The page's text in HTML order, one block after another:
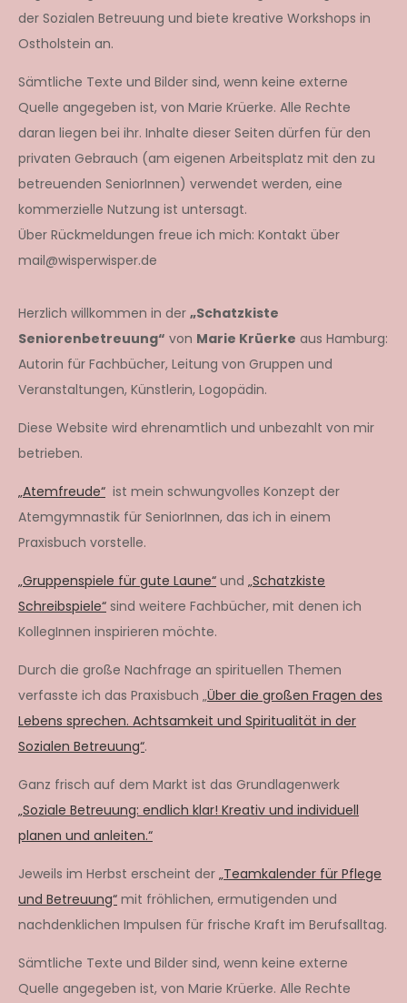
der Sozialen Betreuung und biete kreative Workshops in
Ostholstein an.
Sämtliche Texte und Bilder sind, wenn keine externe
Quelle angegeben ist, von Marie Krüerke. Alle Rechte
daran liegen bei ihr. Inhalte dieser Seiten dürfen für den
privaten Gebrauch (am eigenen Arbeitsplatz mit den zu
betreuenden SeniorInnen) verwendet werden, eine
kommerzielle Nutzung ist untersagt.
Über Rückmeldungen freue ich mich: Kontakt über
mail@wisperwisper.de
Herzlich willkommen in der „Schatzkiste
Seniorenbetreuung“ von Marie Krüerke aus Hamburg:
Autorin für Fachbücher, Leitung von Gruppen und
Veranstaltungen, Künstlerin, Logopädin.
Diese Website wird ehrenamtlich und unbezahlt von mir
betrieben.
„Atemfreude“ ist mein schwungvolles Konzept der
Atemgymnastik für SeniorInnen, das ich in einem
Praxisbuch vorstelle.
„Gruppenspiele für gute Laune“ und „Schatzkiste
Schreibspiele“ sind weitere Fachbücher, mit denen ich
KollegInnen inspirieren möchte.
Durch die große Nachfrage an spirituellen Themen
verfasste ich das Praxisbuch „Über die großen Fragen des
Lebens sprechen. Achtsamkeit und Spiritualität in der
Sozialen Betreuung“.
Ganz frisch auf dem Markt ist das Grundlagenwerk
„Soziale Betreuung: endlich klar! Kreativ und individuell
planen und anleiten.“
Jeweils im Herbst erscheint der „Teamkalender für Pflege
und Betreuung“ mit fröhlichen, ermutigenden und
nachdenklichen Impulsen für frische Kraft im Berufsalltag.
Sämtliche Texte und Bilder sind, wenn keine externe
Quelle angegeben ist, von Marie Krüerke. Alle Rechte